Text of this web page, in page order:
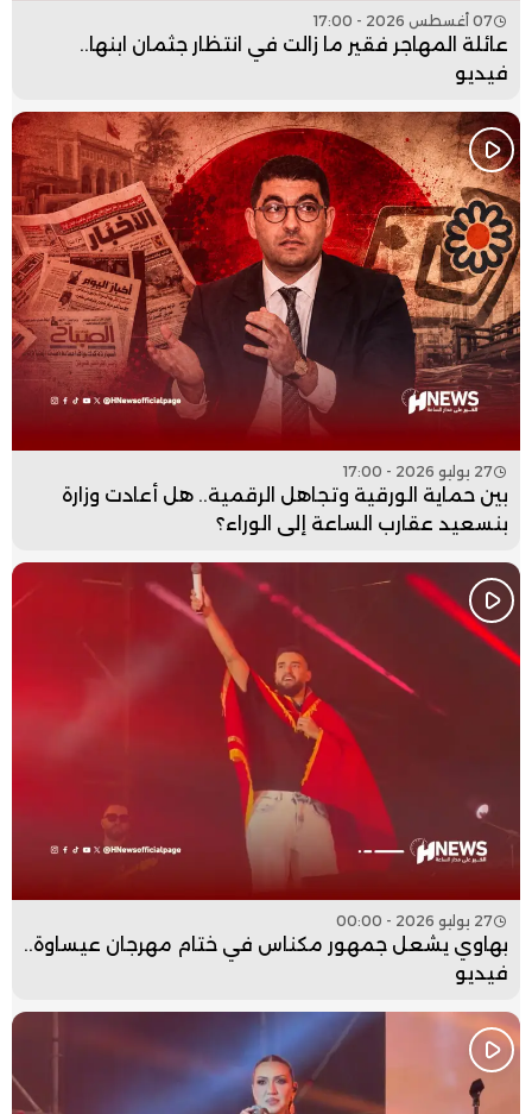
07 أغسطس 2026 - 17:00
عائلة المهاجر فقير ما زالت في انتظار جثمان ابنها..
فيديو
27 يوليو 2026 - 17:00
بين حماية الورقية وتجاهل الرقمية.. هل أعادت وزارة
بنسعيد عقارب الساعة إلى الوراء؟
27 يوليو 2026 - 00:00
بهاوي يشعل جمهور مكناس في ختام مهرجان عيساوة..
فيديو